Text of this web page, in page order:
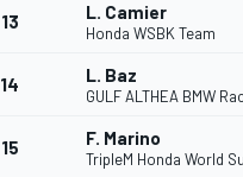
13 L. Camier
Honda WSBK Team
14 L. Baz
GULF ALTHEA BMW
15 F. Marino
TripleM Honda World